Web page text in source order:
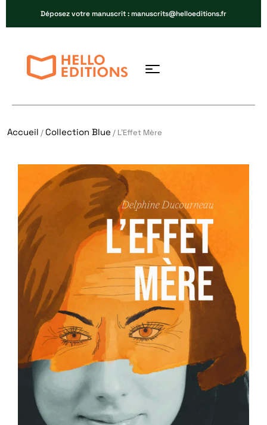
Déposez votre manuscrit : manuscrits@helloeditions.fr
Accueil /Collection Blue / L’Effet Mère